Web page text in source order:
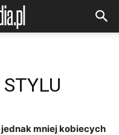
mniej kobiecych